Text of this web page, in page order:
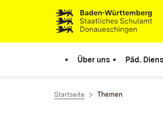
Zum Inhalt springen
Link zur Startseite
Über uns Päd.
Startseite Themen